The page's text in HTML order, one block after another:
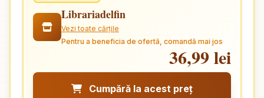
Librariadelfin
Vezi toate cărțile
Pentru a beneficia de ofertă, comandă mai jos
36,99 lei
Cumpără la acest preț